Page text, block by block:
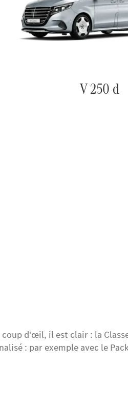
V 250 d
d'œil, il est clair : la
: par exemple avec le